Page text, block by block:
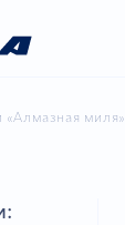
миля»